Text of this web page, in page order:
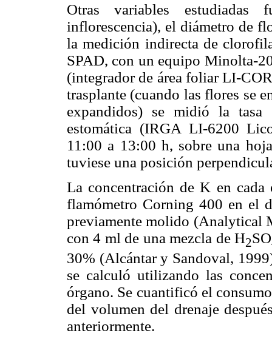
Otras variables estudiadas
inflorescencia), el diámetro de
la medición indirecta de
SPAD, con un equipo Minolta-
(integrador de área foliar LI-
trasplante (cuando las flores se
expandidos) se midió la
estomática (IRGA LI-6200
11:00 a 13:00 h, sobre una
tuviese una posición
La concentración de K en
flamómetro Corning 400 en el
previamente molido (Analytical
con 4 ml de una mezcla de H2SO
30% (Alcántar y Sandoval,
se calculó utilizando las
órgano. Se cuantificó el
del volumen del drenaje
anteriormente.